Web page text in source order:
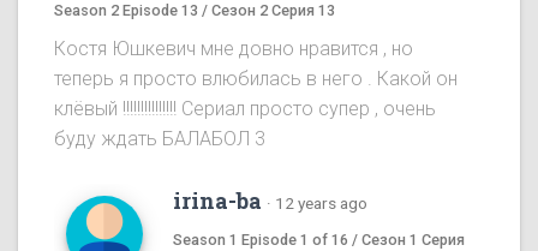
Season 2 Episode 13 / Сезон 2 Серия 13
Костя Юшкевич мне довно нравится , но
теперь я просто влюбилась в него . Какой он
клёвый !!!!!!!!!!!!!!! Сериал просто супер , очень
буду ждать БАЛАБОЛ 3
irina-ba · 12 years ago
Season 1 Episode 1 of 16 / Сезон 1 Серия